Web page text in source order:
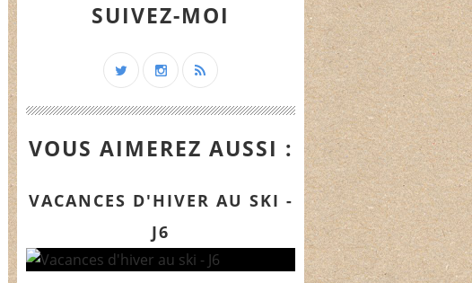
SUIVEZ-MOI
VOUS AIMEREZ AUSSI :
VACANCES D'HIVER AU SKI -
J6